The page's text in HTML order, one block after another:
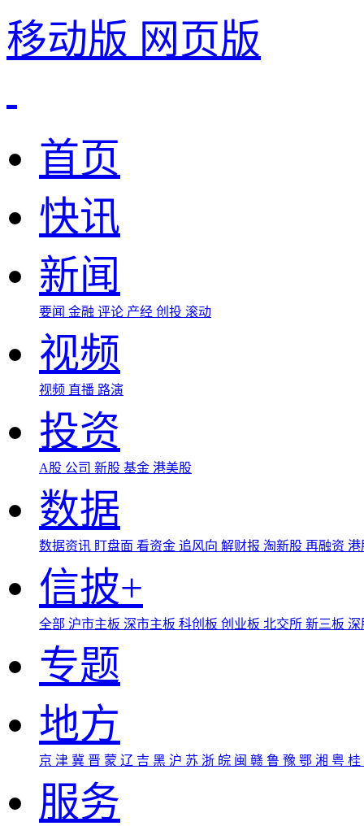
移动版 网页版
首页
快讯
新闻
要闻 金融 评论 产经 创投 滚动
视频
视频 直播 路演
投资
A股 公司 新股 基金 港美股
数据
数据资讯 盯盘面 看资金 追风向 解财报 淘新股 再融资
信披+
全部 沪市主板 深市主板 科创板 创业板 北交所 新三板
专题
地方
京 津 冀 晋 蒙 辽 吉 黑 沪 苏 浙 皖 闽 赣 鲁 豫 鄂 湘 粤 桂
服务